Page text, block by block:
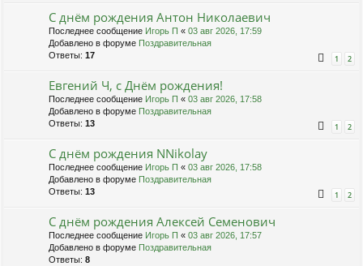
С днём рождения Антон Николаевич
Последнее сообщение Игорь П « 03 авг 2026, 17:59
Добавлено в форуме Поздравительная
Ответы: 17 1 2
Евгений Ч, с Днём рождения!
Последнее сообщение Игорь П « 03 авг 2026, 17:58
Добавлено в форуме Поздравительная
Ответы: 13 1 2
С днём рождения NNikolay
Последнее сообщение Игорь П « 03 авг 2026, 17:58
Добавлено в форуме Поздравительная
Ответы: 13 1 2
С днём рождения Алексей Семенович
Последнее сообщение Игорь П « 03 авг 2026, 17:57
Добавлено в форуме Поздравительная
Ответы: 8